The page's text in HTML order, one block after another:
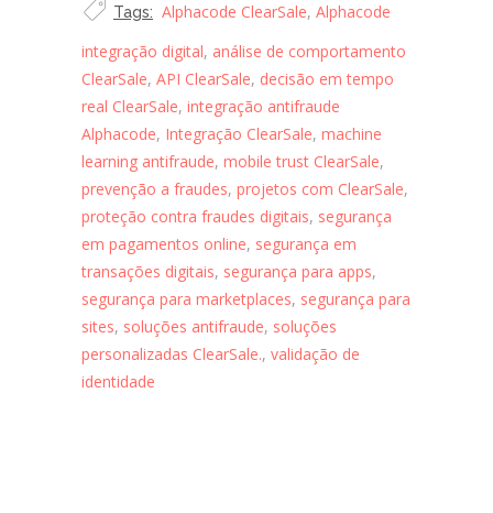
Tags: Alphacode ClearSale, Alphacode
integração digital, análise de comportamento
ClearSale, API ClearSale, decisão em tempo
real ClearSale, integração antifraude
Alphacode, Integração ClearSale, machine
learning antifraude, mobile trust ClearSale,
prevenção a fraudes, projetos com ClearSale,
proteção contra fraudes digitais, segurança
em pagamentos online, segurança em
transações digitais, segurança para apps,
segurança para marketplaces, segurança para
sites, soluções antifraude, soluções
personalizadas ClearSale., validação de
identidade